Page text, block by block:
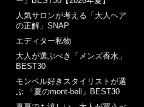
人気サロンが考える「大人ヘア
の正解」SNAP
エディター私物
大人が選ぶべき「メンズ香水」
BEST30
モンベル好きスタイリストが選
ぶ 「夏のmont-bell」BEST30